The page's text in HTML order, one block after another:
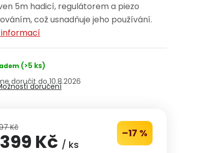
5m hadicí, regulátorem a piezo
což usnadňuje jeho používání.
(>5 ks)
10.8.2026
doručení
Kč –17 %
Kč / ks